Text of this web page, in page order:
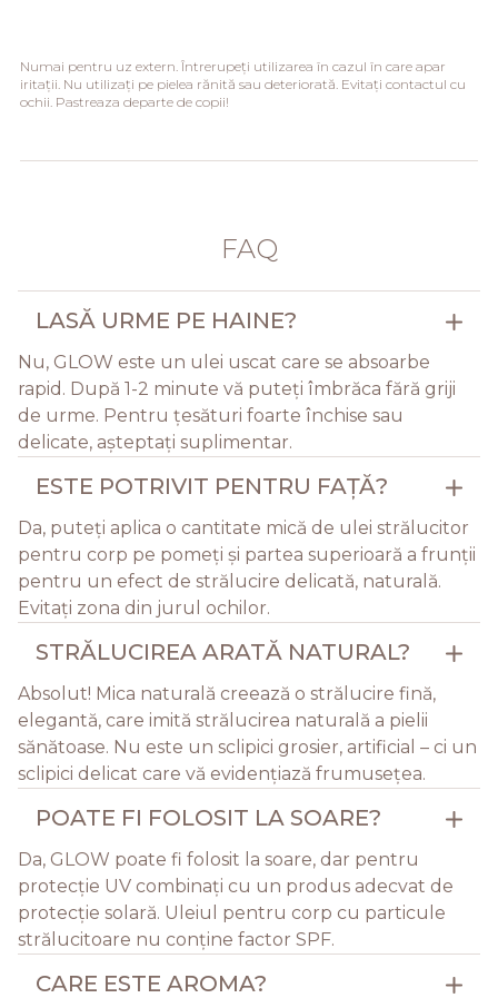
Numai pentru uz extern. Întrerupeți utilizarea în cazul în care apar
iritații. Nu utilizați pe pielea rănită sau deteriorată. Evitați contactul cu
ochii. Pastreaza departe de copii!
FAQ
LASĂ URME PE HAINE?
Nu, GLOW este un ulei uscat care se absoarbe
rapid. După 1-2 minute vă puteți îmbrăca fără griji
de urme. Pentru țesături foarte închise sau
delicate, așteptați suplimentar.
ESTE POTRIVIT PENTRU FAȚĂ?
Da, puteți aplica o cantitate mică de ulei strălucitor
pentru corp pe pomeți și partea superioară a frunții
pentru un efect de strălucire delicată, naturală.
Evitați zona din jurul ochilor.
STRĂLUCIREA ARATĂ NATURAL?
Absolut! Mica naturală creează o strălucire fină,
elegantă, care imită strălucirea naturală a pielii
sănătoase. Nu este un sclipici grosier, artificial – ci un
sclipici delicat care vă evidențiază frumusețea.
POATE FI FOLOSIT LA SOARE?
Da, GLOW poate fi folosit la soare, dar pentru
protecție UV combinați cu un produs adecvat de
protecție solară. Uleiul pentru corp cu particule
strălucitoare nu conține factor SPF.
CARE ESTE AROMA?